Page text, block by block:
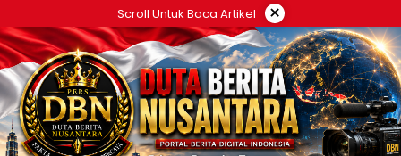
ke
konten
Scroll Untuk Baca Artikel ×